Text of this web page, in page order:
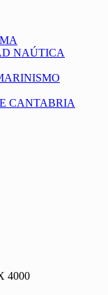
NAÚTICA
CANTABRIA
4000